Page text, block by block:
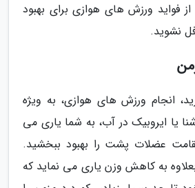
فواید ورزش های هوازی برای بهبود
نشوید.
انجام ورزش های هوازی، به ویژه
یا ایروبیک در آب، به شما یاری می
عضلات پشت را بهبود ببخشید.
به کاهش وزن یاری می نماید که